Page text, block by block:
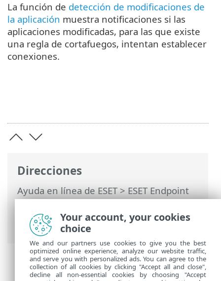
Direcciones
Ayuda en línea de ESET>ESET Endpoint
Security>Configuración avanzada>
Protecciones> Protección de acceso a la
red> Cortafuegos
La función de detección de modificaciones de
la aplicación muestra notificaciones si las
aplicaciones modificadas, para las que existe
una regla de cortafuegos, intentan establecer
conexiones.
Your account, your cookies
choice
We and our partners use cookies to give you the best
optimized online experience, analyze our website traffic,
and serve you with personalized ads. You can agree to the
collection of all cookies by clicking "Accept all and close",
decline all non-essential cookies by choosing "Accept